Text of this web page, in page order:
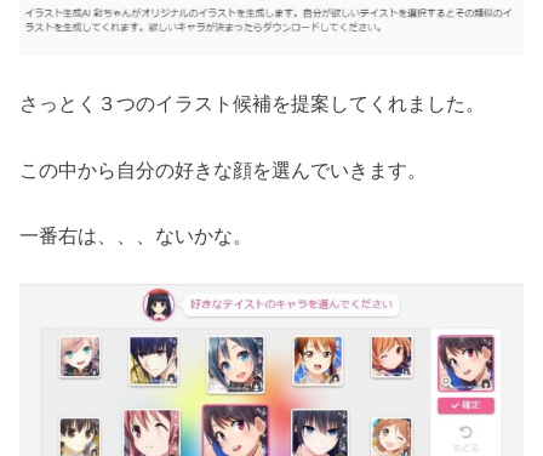
さっとく３つのイラスト候補を提案してくれました。
この中から自分の好きな顔を選んでいきます。
一番右は、、、ないかな。